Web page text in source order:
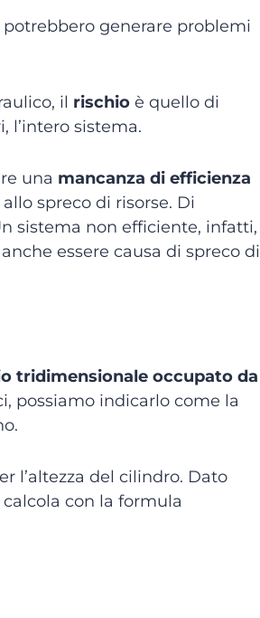
generare problemi
il rischio è quello di
l’intero sistema.
una mancanza di efficienza
spreco di risorse. Di
sistema non efficiente, infatti,
essere causa di spreco di
tridimensionale occupato da
possiamo indicarlo come la
l’altezza del cilindro. Dato
calcola con la formula